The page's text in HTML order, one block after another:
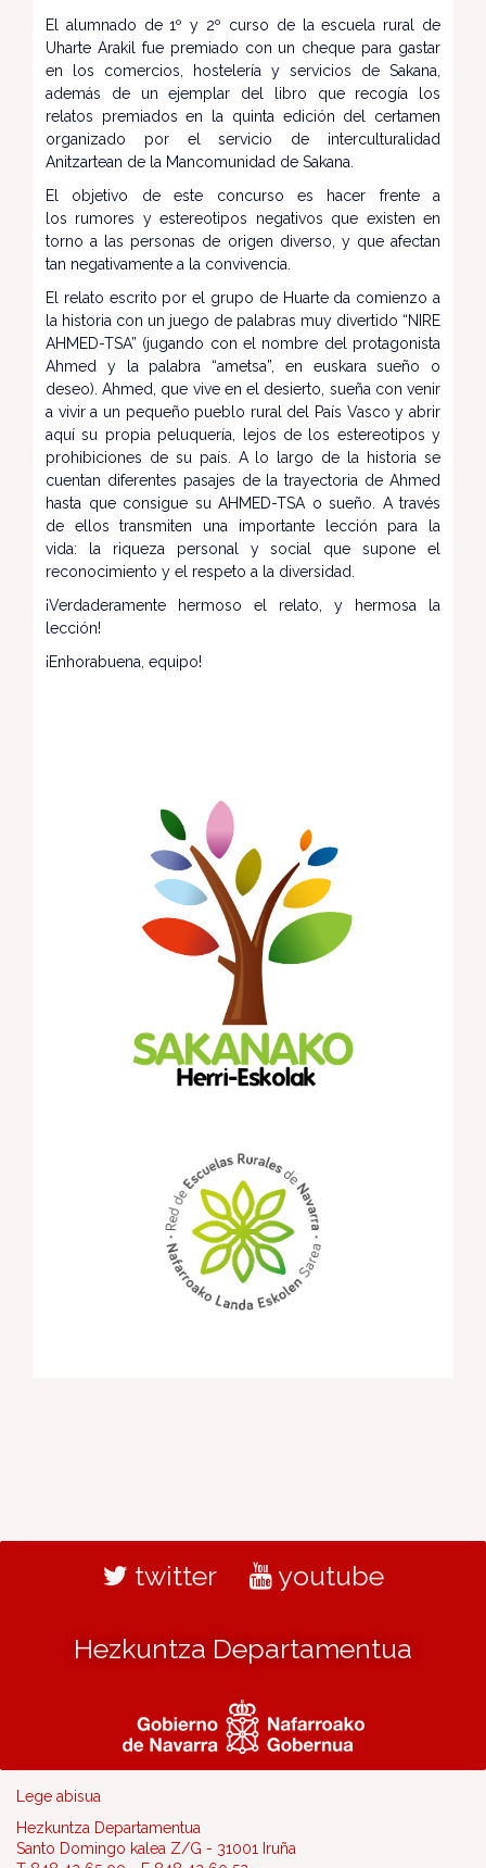
El alumnado de 1º y 2º curso de la escuela rural de
Uharte Arakil fue premiado con un cheque para gastar
en los comercios, hostelería y servicios de Sakana,
además de un ejemplar del libro que recogía los
relatos premiados en la quinta edición del certamen
organizado por el servicio de interculturalidad
Anitzartean de la Mancomunidad de Sakana.
El objetivo de este concurso es hacer frente a
los rumores y estereotipos negativos que existen en
torno a las personas de origen diverso, y que afectan
tan negativamente a la convivencia.
El relato escrito por el grupo de Huarte da comienzo a
la historia con un juego de palabras muy divertido “NIRE
AHMED-TSA” (jugando con el nombre del protagonista
Ahmed y la palabra “ametsa”, en euskara sueño o
deseo). Ahmed, que vive en el desierto, sueña con venir
a vivir a un pequeño pueblo rural del País Vasco y abrir
aquí su propia peluquería, lejos de los estereotipos y
prohibiciones de su país. A lo largo de la historia se
cuentan diferentes pasajes de la trayectoria de Ahmed
hasta que consigue su AHMED-TSA o sueño. A través
de ellos transmiten una importante lección para la
vida: la riqueza personal y social que supone el
reconocimiento y el respeto a la diversidad.
¡Verdaderamente hermoso el relato, y hermosa la
lección!
¡Enhorabuena, equipo!
twitter youtube
Hezkuntza Departamentua
Lege abisua
Hezkuntza Departamentua
Santo Domingo kalea Z/G - 31001 Iruña